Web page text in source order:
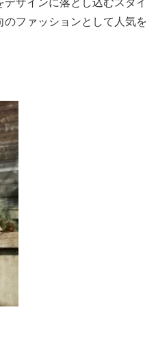
ザインに落とし込むスタイ
ファッションとして人気を